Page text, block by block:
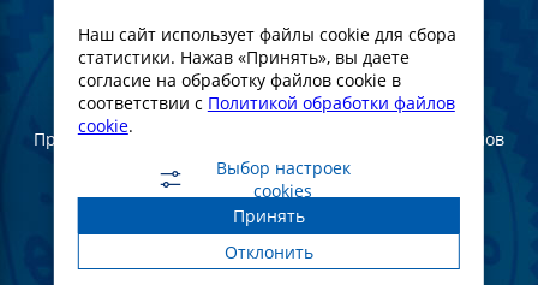
© Футбольный Клуб Динамо-Минск. 2022
При полном или частичном использовании материалов
ссылка на официальный сайт ФК Динамо Минск
обязательна
Создание и продвижение сайта -
WebGroup.PRO
Наш сайт использует файлы cookie для сбора
статистики. Нажав «Принять», вы даете
согласие на обработку файлов cookie в
соответствии с Политикой обработки файлов
cookie.
Выбор настроек
cookies
Принять
Отклонить